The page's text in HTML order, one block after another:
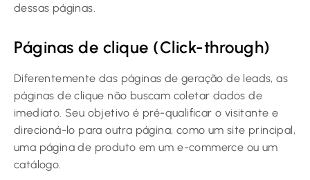
dessas páginas.
Páginas de clique (Click-through)
Diferentemente das páginas de geração de leads, as
páginas de clique não buscam coletar dados de
imediato. Seu objetivo é pré-qualificar o visitante e
direcioná-lo para outra página, como um site principal,
uma página de produto em um e-commerce ou um
catálogo.